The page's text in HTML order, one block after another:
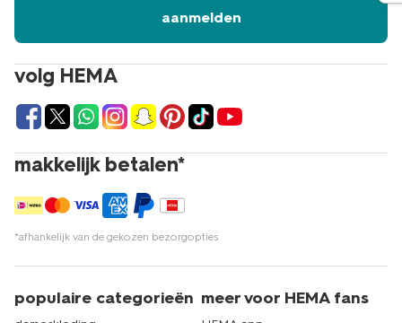
volg HEMA
makkelijk betalen*
*afhankelijk van de gekozen bezorgopties
aanmelden
populaire categorieën meer voor HEMA fans